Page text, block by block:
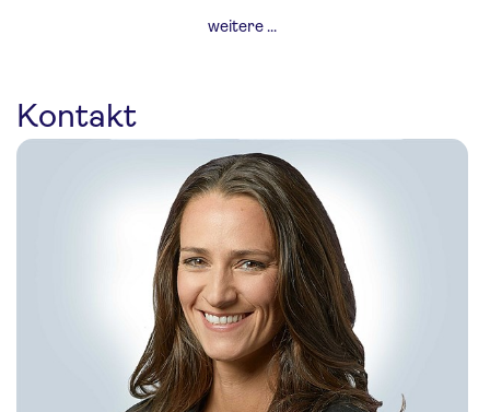
weitere ...
Kontakt